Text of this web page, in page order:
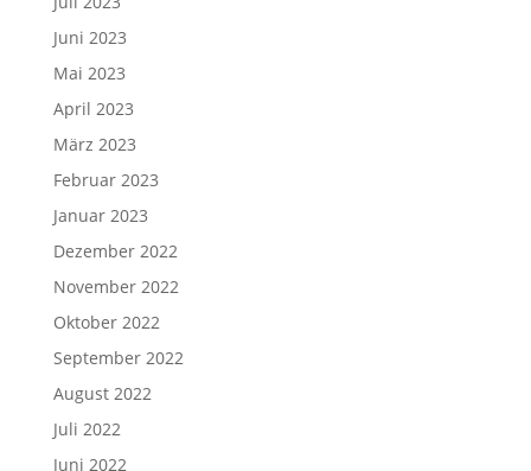
Juni 2023
Mai 2023
April 2023
März 2023
Februar 2023
Januar 2023
Dezember 2022
November 2022
Oktober 2022
September 2022
August 2022
Juli 2022
Juni 2022